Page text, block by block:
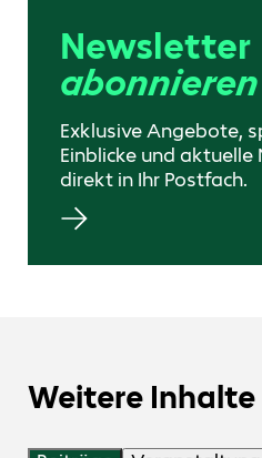
Newsletter
abonnieren
Exklusive Angebote,
Einblicke und aktuelle
direkt in Ihr Postfach.
Weitere